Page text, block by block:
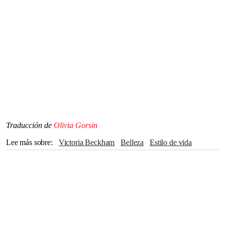
Traducción de Olivia Gorsin
Lee más sobre
Victoria Beckham belleza Estilo de vida